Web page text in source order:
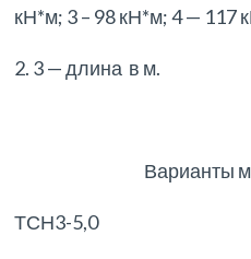
кН*м; 3 – 98 кН*м; 4 — 117
2. 3 — длина в м.
Варианты
ТСН3-5,0